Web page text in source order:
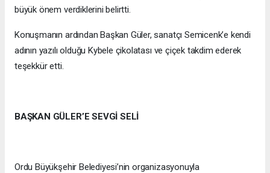
büyük önem verdiklerini belirtti.
Konuşmanın ardından Başkan Güler, sanatçı Semicenk’e kendi
adının yazılı olduğu Kybele çikolatası ve çiçek takdim ederek
teşekkür etti.
BAŞKAN GÜLER’E SEVGİ SELİ
Ordu Büyükşehir Belediyesi’nin organizasyonuyla